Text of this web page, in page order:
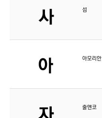
섬
아모리안
줄앤코